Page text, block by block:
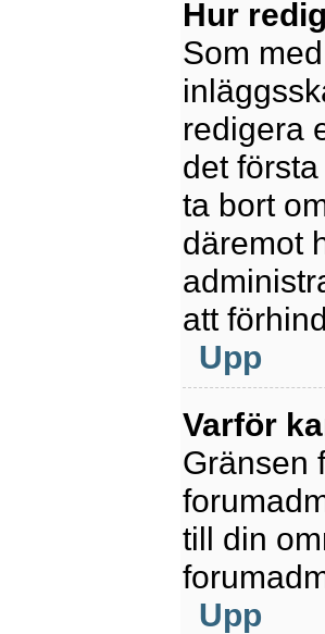
Hur
Som
redigera
det
ta bort
däremot
att
Upp
Varför
Gränsen
till din
Upp